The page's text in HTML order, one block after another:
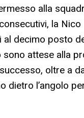
alla
la
decimo posto
attese alla
oltre a
dietro l’angolo